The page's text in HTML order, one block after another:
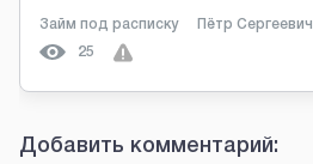
Займ под расписку Пётр Сергеевич
25
Добавить комментарий: